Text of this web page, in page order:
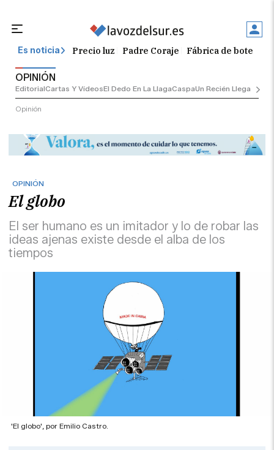
Es noticia Precio luz Padre Coraje Fábrica de botellas
OPINIÓN
EditorialCartas Y VídeosEl Dedo En La LlagaCaspaUn Recién Llegado
Opinión
OPINIÓN
El globo
El ser humano es un imitador y lo de robar las
ideas ajenas existe desde el alba de los
tiempos
'El globo', por Emilio Castro.